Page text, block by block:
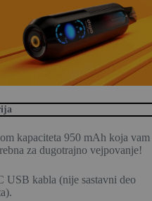
kapaciteta 950 mAh koja vam
za dugotrajno vejpovanje!
USB kabla (nije sastavni deo